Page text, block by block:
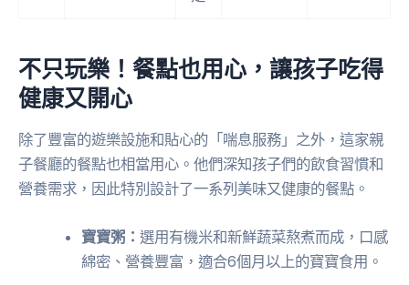
不只玩樂！餐點也用心，讓孩子吃得
健康又開心
除了豐富的遊樂設施和貼心的「喘息服務」之外，這家親
子餐廳的餐點也相當用心。他們深知孩子們的飲食習慣和
營養需求，因此特別設計了一系列美味又健康的餐點。
寶寶粥：選用有機米和新鮮蔬菜熬煮而成，口感
綿密、營養豐富，適合6個月以上的寶寶食用。